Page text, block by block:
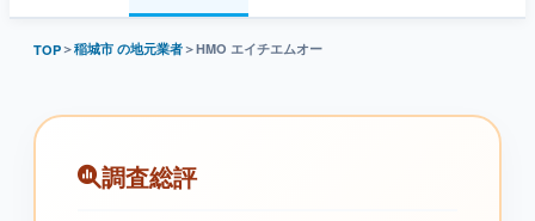
TOP＞稲城市 の地元業者＞HMO エイチエムオー
調査総評